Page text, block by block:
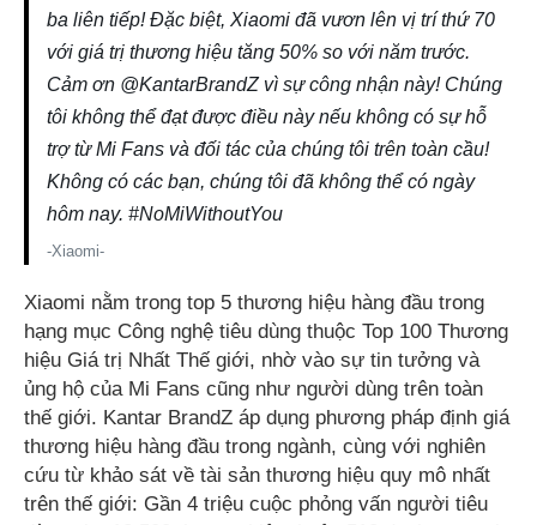
ba liên tiếp! Đặc biệt, Xiaomi đã vươn lên vị trí thứ 70
với giá trị thương hiệu tăng 50% so với năm trước.
Cảm ơn @KantarBrandZ vì sự công nhận này! Chúng
tôi không thể đạt được điều này nếu không có sự hỗ
trợ từ Mi Fans và đối tác của chúng tôi trên toàn cầu!
Không có các bạn, chúng tôi đã không thể có ngày
hôm nay. #NoMiWithoutYou
-Xiaomi-
Xiaomi nằm trong top 5 thương hiệu hàng đầu trong
hạng mục Công nghệ tiêu dùng thuộc Top 100 Thương
hiệu Giá trị Nhất Thế giới, nhờ vào sự tin tưởng và
ủng hộ của Mi Fans cũng như người dùng trên toàn
thế giới. Kantar BrandZ áp dụng phương pháp định giá
thương hiệu hàng đầu trong ngành, cùng với nghiên
cứu từ khảo sát về tài sản thương hiệu quy mô nhất
trên thế giới: Gần 4 triệu cuộc phỏng vấn người tiêu